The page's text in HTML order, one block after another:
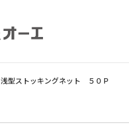
浅型ストッキングネット ５０Ｐ